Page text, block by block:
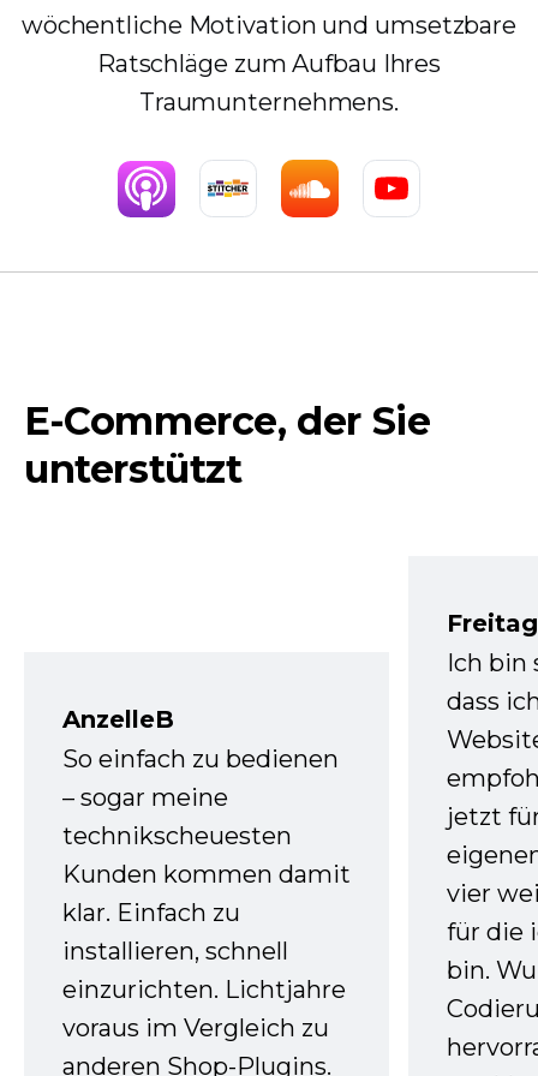
wöchentliche Motivation und umsetzbare
Ratschläge zum Aufbau Ihres
Traumunternehmens.
E-Commerce, der Sie
unterstützt
AnzelleB
So einfach zu bedienen
– sogar meine
technikscheuesten
Kunden kommen damit
klar. Einfach zu
installieren, schnell
einzurichten. Lichtjahre
voraus im Vergleich zu
anderen Shop-Plugins.
Ich bin
dass
jetzt
vier
für die
bin.